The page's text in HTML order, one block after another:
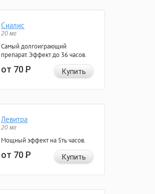
Сиалис
20 мг
Самый долгоиграющий
препарат. Эффект до 36 часов.
от 70Р Купить
Левитра
20 мг
Мощный эффект на 5ть часов.
от 70Р Купить